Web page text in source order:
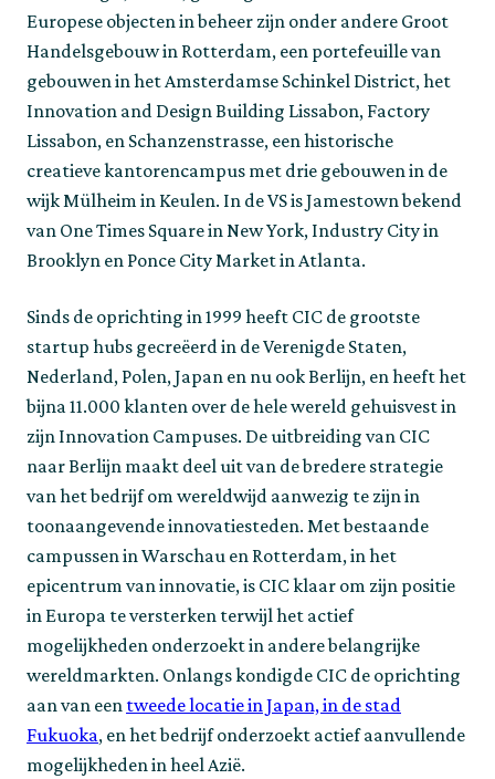
Europese objecten in beheer zijn onder andere Groot
Handelsgebouw in Rotterdam, een portefeuille van
gebouwen in het Amsterdamse Schinkel District, het
Innovation and Design Building Lissabon, Factory
Lissabon, en Schanzenstrasse, een historische
creatieve kantorencampus met drie gebouwen in de
wijk Mülheim in Keulen. In de VS is Jamestown bekend
van One Times Square in New York, Industry City in
Brooklyn en Ponce City Market in Atlanta.
Sinds de oprichting in 1999 heeft CIC de grootste
startup hubs gecreëerd in de Verenigde Staten,
Nederland, Polen, Japan en nu ook Berlijn, en heeft het
bijna 11.000 klanten over de hele wereld gehuisvest in
zijn Innovation Campuses. De uitbreiding van CIC
naar Berlijn maakt deel uit van de bredere strategie
van het bedrijf om wereldwijd aanwezig te zijn in
toonaangevende innovatiesteden. Met bestaande
campussen in Warschau en Rotterdam, in het
epicentrum van innovatie, is CIC klaar om zijn positie
in Europa te versterken terwijl het actief
mogelijkheden onderzoekt in andere belangrijke
wereldmarkten. Onlangs kondigde CIC de oprichting
aan van een tweede locatie in Japan, in de stad
Fukuoka, en het bedrijf onderzoekt actief aanvullende
mogelijkheden in heel Azië.